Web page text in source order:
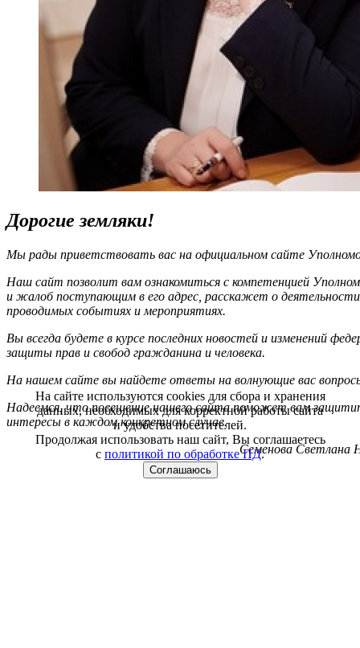
Дорогие земляки!
Мы рады приветствовать вас на официальном сайте
Наш сайт позволит вам ознакомиться с компетенцией
и жалоб поступающим в его адрес, расскажет о
проводимых событиях и мероприятиях.
Вы всегда будете в курсе последних новостей и изменений
защиты прав и свобод гражданина и человека.
На нашем сайте вы найдете ответы на волнующие вас
Надеемся, что посещение нашего сайта поможет вам
интересы в каждом конкретном случае.
Семенова Светлана
На сайте используются cookies для сбора и хранения
данных, необходимых для корректной работы сайта
и удобства посетителей.
Продолжая использовать наш сайт, Вы соглашаетесь
с политикой по обработке ПД.
Соглашаюсь